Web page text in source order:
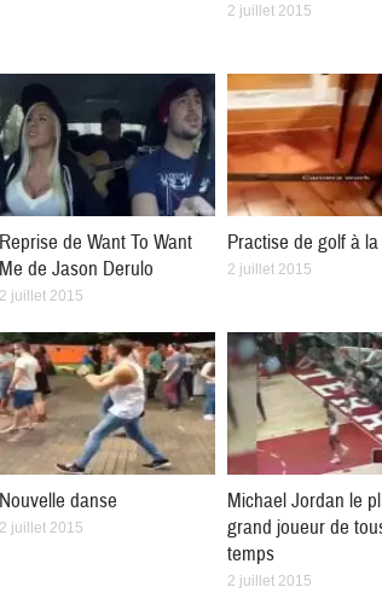
2 juillet 2015
Reprise de Want To Want
Me de Jason Derulo
2 juillet 2015
Practise de golf à
2 juillet 2015
Nouvelle danse
2 juillet 2015
Michael Jordan le
grand joueur de
temps
2 juillet 2015